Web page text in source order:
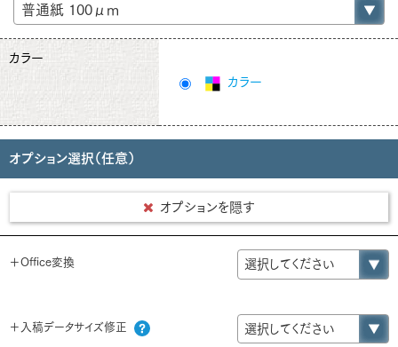
カラー
カラー
オプション選択（任意）
オプションを隠す
＋Office変換
＋入稿データサイズ修正